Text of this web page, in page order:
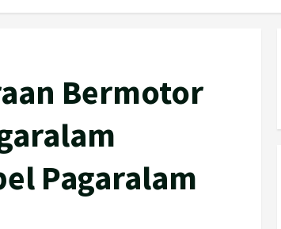
Bermotor
Pagaralam